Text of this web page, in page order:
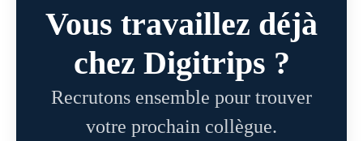
Vous travaillez déjà
chez Digitrips ?
Recrutons ensemble pour trouver
votre prochain collègue.